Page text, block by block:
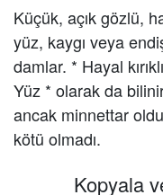
Küçük, açık gözlü,
yüz, kaygı veya
damlar. * Hayal
Yüz * olarak da
ancak minnettar
kötü olmadı.
Kopyala